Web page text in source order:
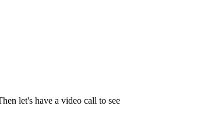
let's have a video call to see